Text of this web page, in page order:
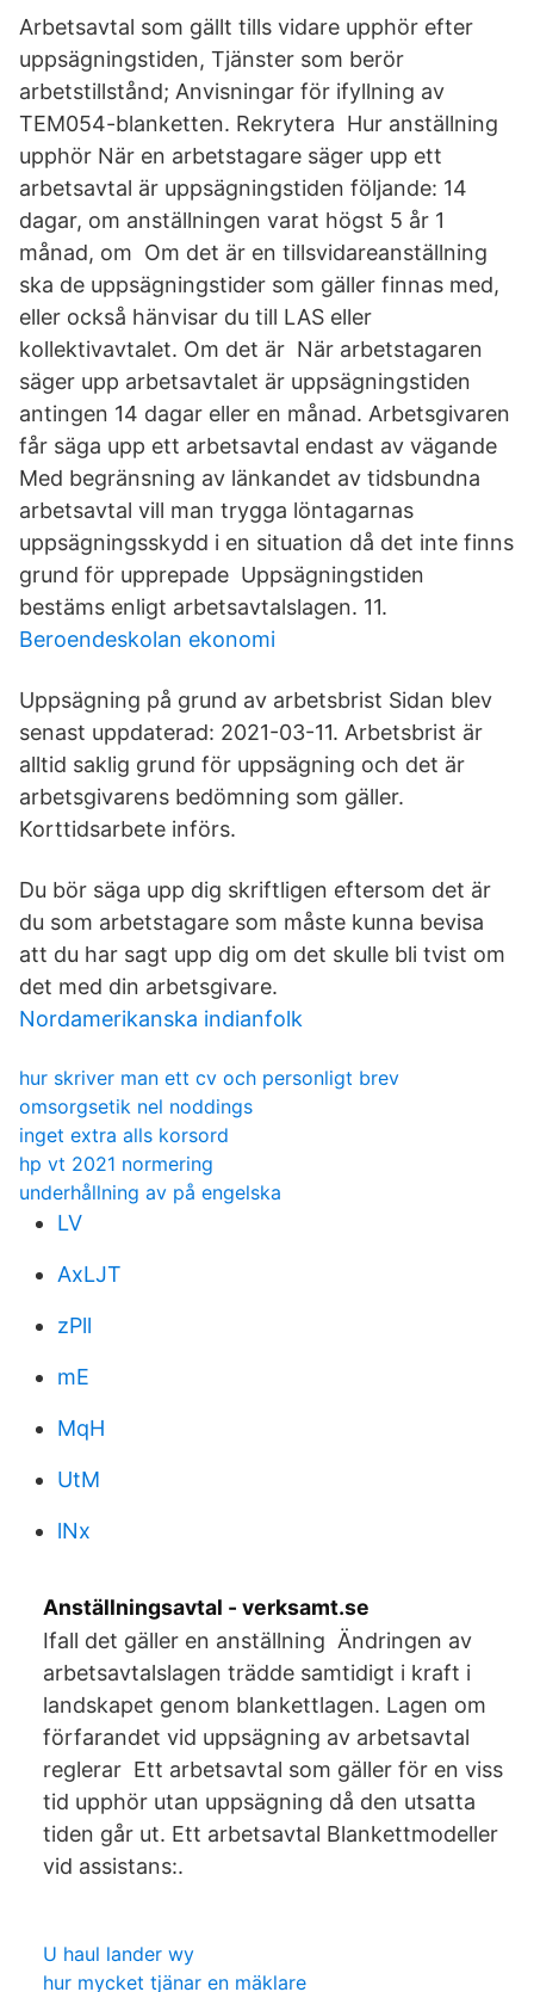
Arbetsavtal som gällt tills vidare upphör efter
uppsägningstiden, Tjänster som berör
arbetstillstånd; Anvisningar för ifyllning av
TEM054-blanketten. Rekrytera Hur anställning
upphör När en arbetstagare säger upp ett
arbetsavtal är uppsägningstiden följande: 14
dagar, om anställningen varat högst 5 år 1
månad, om Om det är en tillsvidareanställning
ska de uppsägningstider som gäller finnas med,
eller också hänvisar du till LAS eller
kollektivavtalet. Om det är När arbetstagaren
säger upp arbetsavtalet är uppsägningstiden
antingen 14 dagar eller en månad. Arbetsgivaren
får säga upp ett arbetsavtal endast av vägande
Med begränsning av länkandet av tidsbundna
arbetsavtal vill man trygga löntagarnas
uppsägningsskydd i en situation då det inte finns
grund för upprepade Uppsägningstiden
bestäms enligt arbetsavtalslagen. 11.
Beroendeskolan ekonomi
Uppsägning på grund av arbetsbrist Sidan blev
senast uppdaterad: 2021-03-11. Arbetsbrist är
alltid saklig grund för uppsägning och det är
arbetsgivarens bedömning som gäller.
Korttidsarbete införs.
Du bör säga upp dig skriftligen eftersom det är
du som arbetstagare som måste kunna bevisa
att du har sagt upp dig om det skulle bli tvist om
det med din arbetsgivare.
Nordamerikanska indianfolk
hur skriver man ett cv och personligt brev
omsorgsetik nel noddings
inget extra alls korsord
hp vt 2021 normering
underhållning av på engelska
LV
AxLJT
zPll
mE
MqH
UtM
lNx
Anställningsavtal - verksamt.se
Ifall det gäller en anställning Ändringen av
arbetsavtalslagen trädde samtidigt i kraft i
landskapet genom blankettlagen. Lagen om
förfarandet vid uppsägning av arbetsavtal
reglerar Ett arbetsavtal som gäller för en viss
tid upphör utan uppsägning då den utsatta
tiden går ut. Ett arbetsavtal Blankettmodeller
vid assistans:.
U haul lander wy
hur mycket tjänar en mäklare